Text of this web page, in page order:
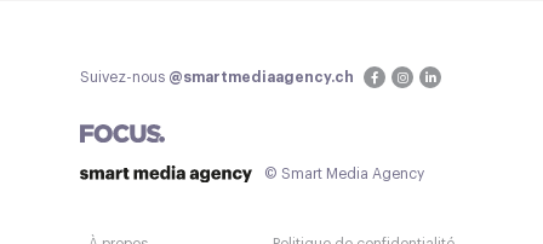
Suivez-nous @smartmediaagency.ch
© Smart Media Agency